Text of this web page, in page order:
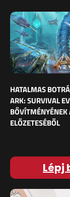
HATALMAS
ARK: SURVIVAL
BŐVÍTMÉNYÉNEK
ELŐZETESÉBŐL
Lépj